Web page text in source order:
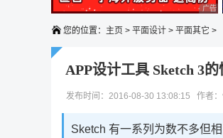
广告
您的位置： 主页 > 平面设计 > 平面其它 >
APP设计工具 Sketch 3
发布时间：2016-08-30 13:08:15 作者
Sketch 有一系列为数不多但